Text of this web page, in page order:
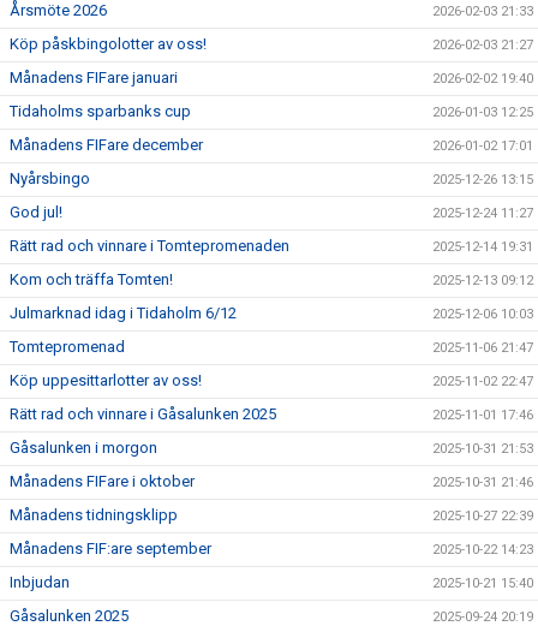
Årsmöte 2026 2026-02-03 21:33
Köp påskbingolotter av oss! 2026-02-03 21:27
Månadens FIFare januari 2026-02-02 19:40
Tidaholms sparbanks cup 2026-01-03 12:25
Månadens FIFare december 2026-01-02 17:01
Nyårsbingo 2025-12-26 13:15
God jul! 2025-12-24 11:27
Rätt rad och vinnare i Tomtepromenaden 2025-12-14 19:31
Kom och träffa Tomten! 2025-12-13 09:12
Julmarknad idag i Tidaholm 6/12 2025-12-06 10:03
Tomtepromenad 2025-11-06 21:47
Köp uppesittarlotter av oss! 2025-11-02 22:47
Rätt rad och vinnare i Gåsalunken 2025 2025-11-01 17:46
Gåsalunken i morgon 2025-10-31 21:53
Månadens FIFare i oktober 2025-10-31 21:46
Månadens tidningsklipp 2025-10-27 22:39
Månadens FIF:are september 2025-10-22 14:23
Inbjudan 2025-10-21 15:40
Gåsalunken 2025 2025-09-24 20:19